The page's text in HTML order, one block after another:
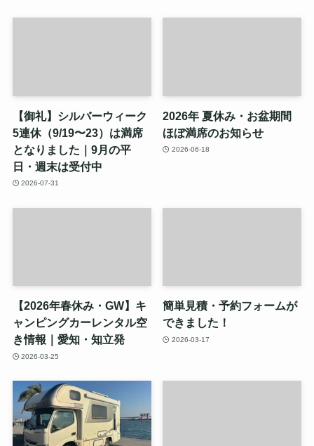
【御礼】シルバーウィーク
5連休（9/19〜23）は満席
となりました｜9月の平
日・週末は受付中
2026-07-31
2026年 夏休み・お盆期間
ほぼ満席のお知らせ
2026-06-18
【2026年春休み・GW】キ
ャンピングカーレンタル空
き情報｜愛知・知立発
2026-03-25
簡単見積・予約フォームが
できました！
2026-03-17